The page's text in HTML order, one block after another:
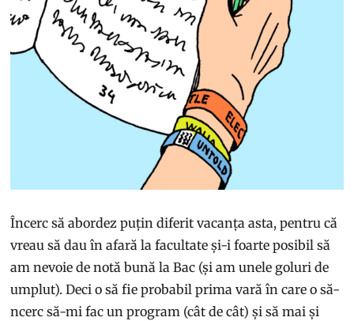
Încerc să abordez puțin diferit vacanța asta, pentru că
vreau să dau în afară la facultate și-i foarte posibil să
am nevoie de notă bună la Bac (și am unele goluri de
umplut). Deci o să fie probabil prima vară în care o să-
ncerc să-mi fac un program (cât de cât) și să mai și